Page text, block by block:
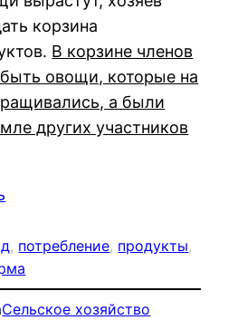
корзина
В корзине членов
овощи, которые на
а были
других участников
, потребление, продукты
Сельское хозяйство